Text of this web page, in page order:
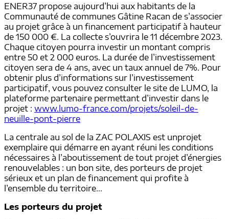
ENER37 propose aujourd’hui aux habitants de la
Communauté de communes Gâtine Racan de s’associer
au projet grâce à un financement participatif à hauteur
de 150 000 €. La collecte s’ouvrira le 11 décembre 2023.
Chaque citoyen pourra investir un montant compris
entre 50 et 2 000 euros. La durée de l’investissement
citoyen sera de 4 ans, avec un taux annuel de 7%. Pour
obtenir plus d’informations sur l’investissement
participatif, vous pouvez consulter le site de LUMO, la
plateforme partenaire permettant d’investir dans le
projet : www.lumo-france.com/projets/soleil-de-
neuille-pont-pierre
La centrale au sol de la ZAC POLAXIS est unprojet
exemplaire qui démarre en ayant réuni les conditions
nécessaires à l’aboutissement de tout projet d’énergies
renouvelables : un bon site, des porteurs de projet
sérieux et un plan de financement qui profite à
l’ensemble du territoire…
Les porteurs du projet